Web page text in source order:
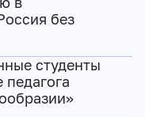
без
студенты